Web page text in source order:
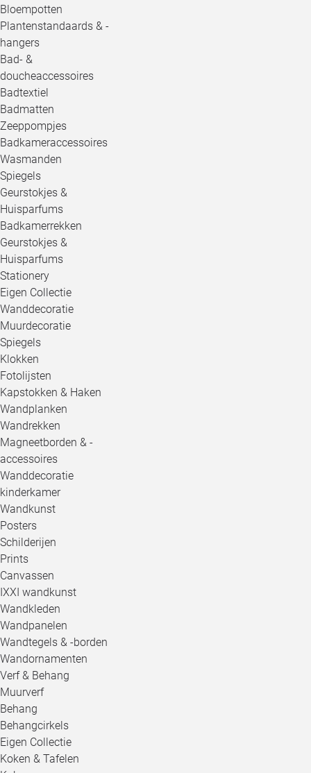
Bloempotten
Plantenstandaards & -
hangers
Bad- &
doucheaccessoires
Badtextiel
Badmatten
Zeeppompjes
Badkameraccessoires
Wasmanden
Spiegels
Geurstokjes &
Huisparfums
Badkamerrekken
Geurstokjes &
Huisparfums
Stationery
Eigen Collectie
Wanddecoratie
Muurdecoratie
Spiegels
Klokken
Fotolijsten
Kapstokken & Haken
Wandplanken
Wandrekken
Magneetborden & -
accessoires
Wanddecoratie
kinderkamer
Wandkunst
Posters
Schilderijen
Prints
Canvassen
IXXI wandkunst
Wandkleden
Wandpanelen
Wandtegels & -borden
Wandornamenten
Verf & Behang
Muurverf
Behang
Behangcirkels
Eigen Collectie
Koken & Tafelen